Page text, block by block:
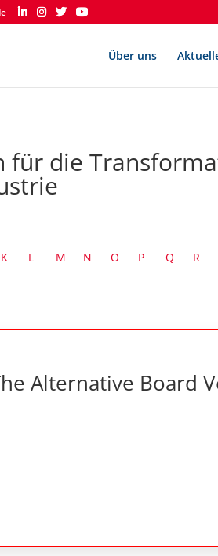
Über uns
die
K L M N O P Q R
Alternative Board